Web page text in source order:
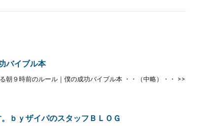
バイブル本
朝９時前のルール｜僕の成功バイブル本 ・・（中略）・・ >>
ｙザイパのスタッフＢＬＯＧ